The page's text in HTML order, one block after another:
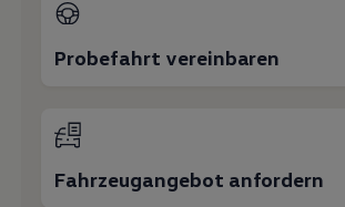
Ihre Ansprechpartner